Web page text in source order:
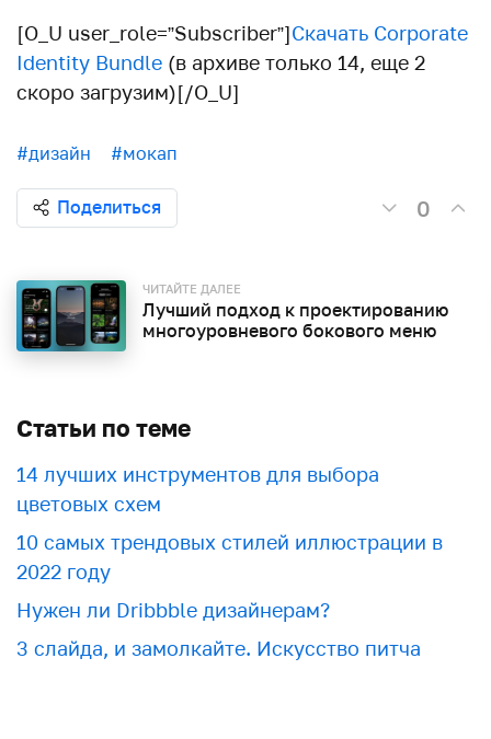
[O_U user_role=”Subscriber”]Скачать Corporate
Identity Bundle (в архиве только 14, еще 2
скоро загрузим)[/O_U]
#дизайн #мокап
Поделиться 0
ЧИТАЙТЕ ДАЛЕЕ
Лучший подход к проектированию
многоуровневого бокового меню
Статьи по теме
​​14 лучших инструментов для выбора
цветовых схем
10 самых трендовых стилей иллюстрации в
2022 году
Нужен ли Dribbble дизайнерам?
3 слайда, и замолкайте. Искусство питча